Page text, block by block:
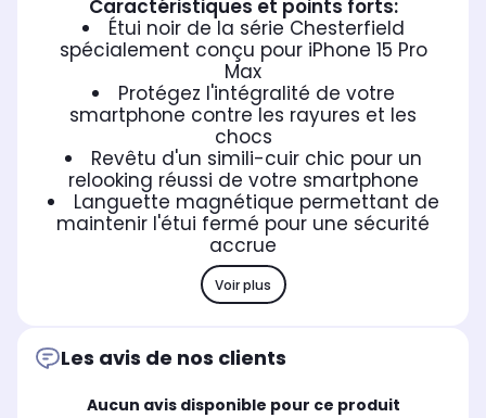
Caractéristiques et points forts:
Étui noir de la série Chesterfield
spécialement conçu pour iPhone 15 Pro
Max
Protégez l'intégralité de votre
smartphone contre les rayures et les
chocs
Revêtu d'un simili-cuir chic pour un
relooking réussi de votre smartphone
Languette magnétique permettant de
maintenir l'étui fermé pour une sécurité
accrue
Voir plus
Les avis de nos clients
Aucun avis disponible pour ce produit